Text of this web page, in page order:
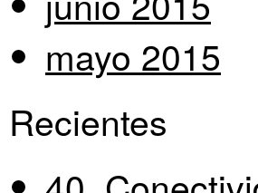
mayo 2015
Recientes